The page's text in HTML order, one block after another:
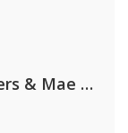
Alok, The Chainsmokers & Mae Stephens